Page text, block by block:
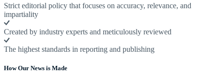
Strict editorial policy that focuses on accuracy, relevance, and
impartiality
Created by industry experts and meticulously reviewed
The highest standards in reporting and publishing
How Our News is Made